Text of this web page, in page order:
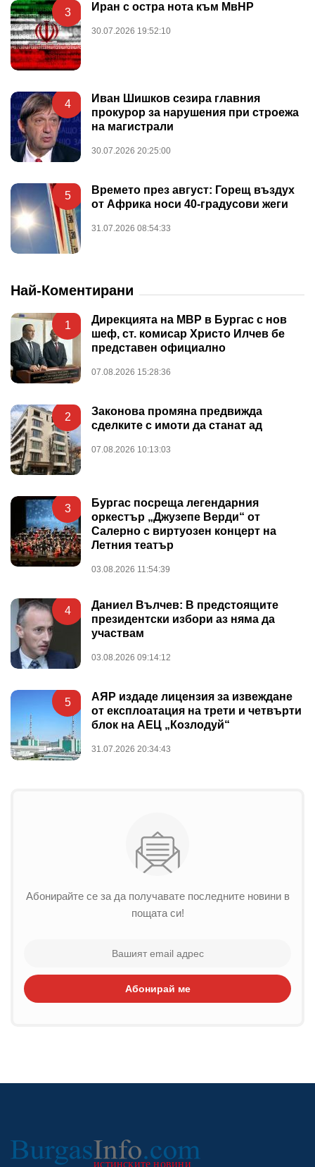
3 Иран с остра нота към МвНР
30.07.2026 19:52:10
4
Иван Шишков сезира главния
прокурор за нарушения при строежа
на магистрали
30.07.2026 20:25:00
5
Времето през август: Горещ въздух
от Африка носи 40-градусови жеги
31.07.2026 08:54:33
Най-Коментирани
1
Дирекцията на МВР в Бургас с нов
шеф, ст. комисар Христо Илчев бе
представен официално
07.08.2026 15:28:36
2
Законова промяна предвижда
сделките с имоти да станат ад
07.08.2026 10:13:03
3
Бургас посреща легендарния
оркестър „Джузепе Верди“ от
Салерно с виртуозен концерт на
Летния театър
03.08.2026 11:54:39
4
Даниел Вълчев: В предстоящите
президентски избори аз няма да
участвам
03.08.2026 09:14:12
5
АЯР издаде лицензия за извеждане
от експлоатация на трети и четвърти
блок на АЕЦ „Козлодуй“
31.07.2026 20:34:43
Абонирайте се за да получавате последните новини в
пощата си!
Абонирай ме